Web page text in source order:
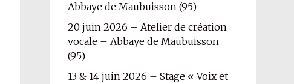
Abbaye de Maubuisson (95)
20 juin 2026 – Atelier de création
vocale – Abbaye de Maubuisson
(95)
13 & 14 juin 2026 – Stage « Voix et